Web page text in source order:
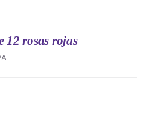
12 rosas rojas